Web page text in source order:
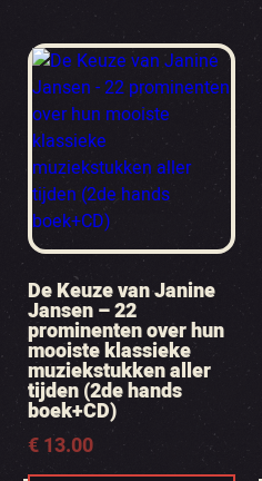
De Keuze van Janine
Jansen – 22
prominenten over hun
mooiste klassieke
muziekstukken aller
tijden (2de hands
boek+CD)
€13.00